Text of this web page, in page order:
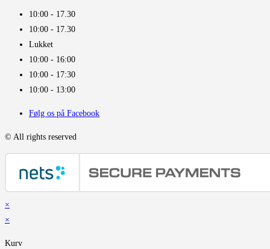
10:00 - 17.30​
10:00 - 17.30​
Lukket
10:00 - 16:00​
10:00 - 17:30
10:00 - 13:00
Følg os på Facebook
© All rights reserved
×
×
Kurv